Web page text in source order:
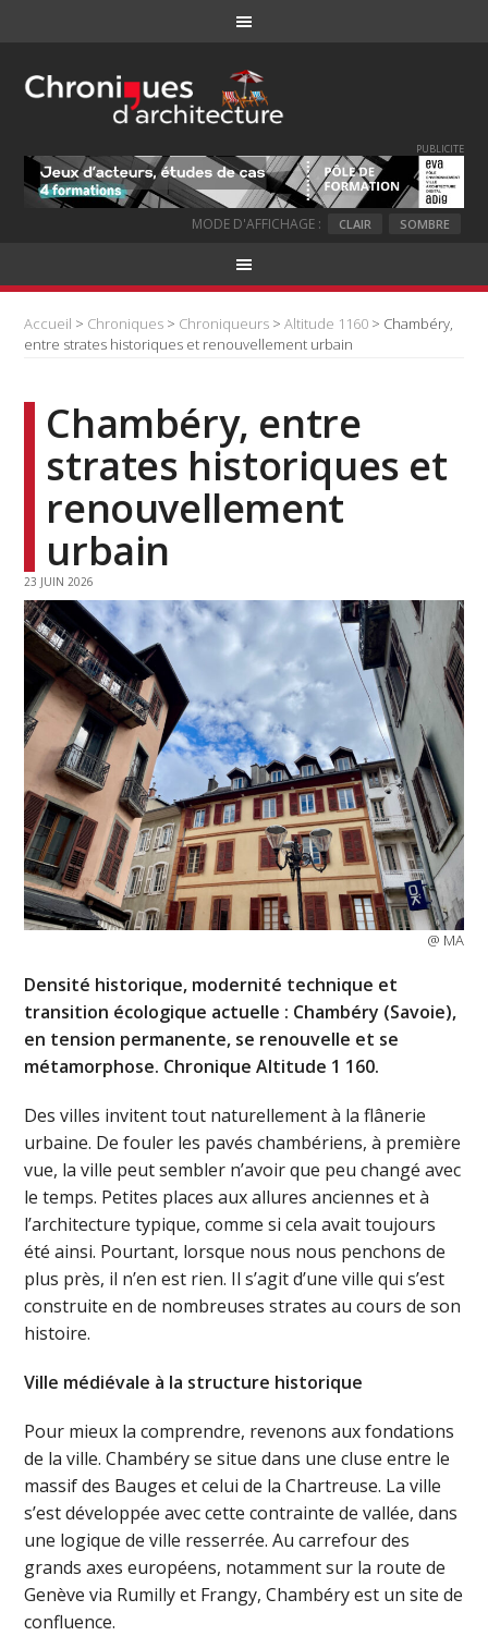
PUBLICITE
MODE D'AFFICHAGE : CLAIR SOMBRE
Accueil > Chroniques > Chroniqueurs >Altitude 1160 > Chambéry,
entre strates historiques et renouvellement urbain
Chambéry, entre
strates historiques et
renouvellement
urbain
23 JUIN 2026
@ MA
Densité historique, modernité technique et
transition écologique actuelle : Chambéry (Savoie),
en tension permanente, se renouvelle et se
métamorphose. Chronique Altitude 1 160.
Des villes invitent tout naturellement à la flânerie
urbaine. De fouler les pavés chambériens, à première
vue, la ville peut sembler n’avoir que peu changé avec
le temps. Petites places aux allures anciennes et à
l’architecture typique, comme si cela avait toujours
été ainsi. Pourtant, lorsque nous nous penchons de
plus près, il n’en est rien. Il s’agit d’une ville qui s’est
construite en de nombreuses strates au cours de son
histoire.
Ville médiévale à la structure historique
Pour mieux la comprendre, revenons aux fondations
de la ville. Chambéry se situe dans une cluse entre le
massif des Bauges et celui de la Chartreuse. La ville
s’est développée avec cette contrainte de vallée, dans
une logique de ville resserrée. Au carrefour des
grands axes européens, notamment sur la route de
Genève via Rumilly et Frangy, Chambéry est un site de
confluence.